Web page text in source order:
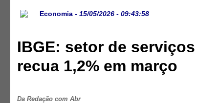
Economia - 15/05/2026 - 09:43:58
IBGE: setor de serviços
recua 1,2% em março
Da Redação com Abr